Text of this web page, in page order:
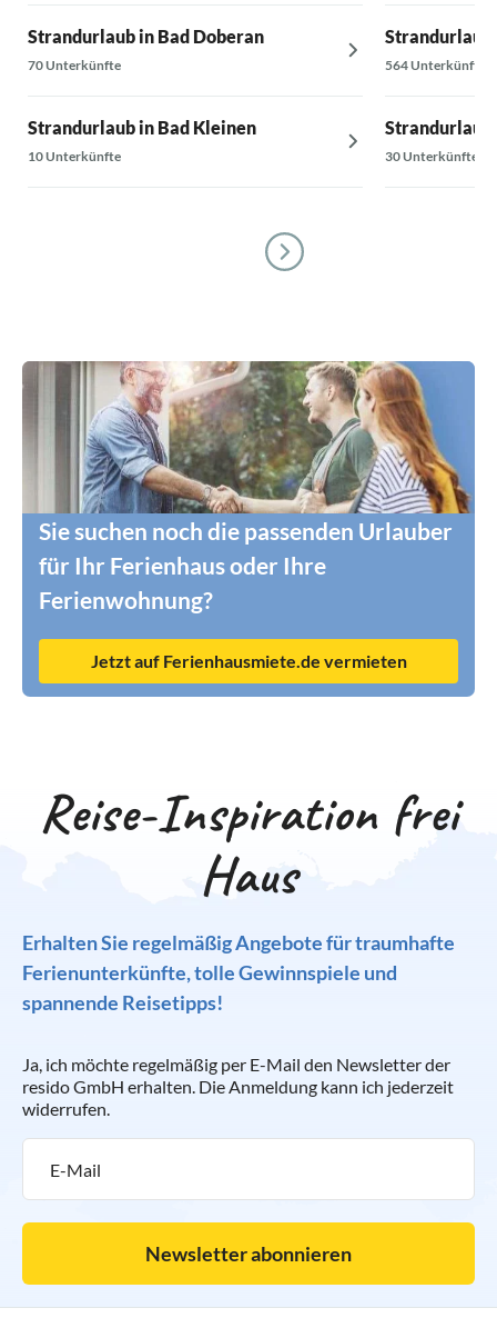
Strandurlaub in Bad Doberan
70 Unterkünfte
Strandurlaub in Bad Kleinen
10 Unterkünfte
Strandurlaub
564 Unterkünfte
Strandurlaub
30 Unterkünfte
Sie suchen noch die passenden Urlauber
für Ihr Ferienhaus oder Ihre
Ferienwohnung?
Jetzt auf Ferienhausmiete.de vermieten
Reise-Inspiration frei
Haus
Erhalten Sie regelmäßig Angebote für traumhafte
Ferienunterkünfte, tolle Gewinnspiele und
spannende Reisetipps!
Ja, ich möchte regelmäßig per E-Mail den Newsletter der
resido GmbH erhalten. Die Anmeldung kann ich jederzeit
widerrufen.
Newsletter abonnieren